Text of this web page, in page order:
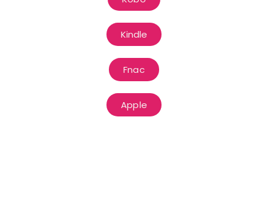
Kindle
Fnac
Apple